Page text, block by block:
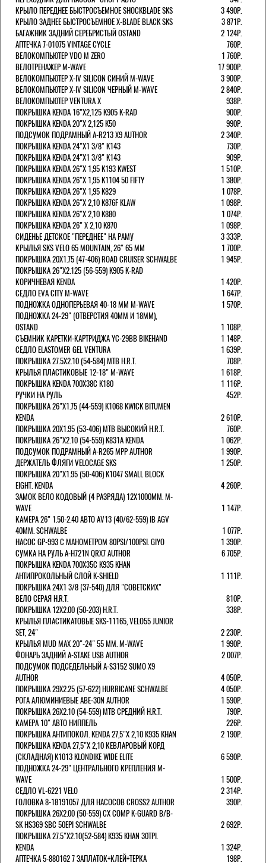
КРЫЛО ПЕРЕДНЕЕ БЫСТРОСЪЕМНОЕ SHOCKBLADE SKS
3 490Р.
КРЫЛО ЗАДНЕЕ БЫСТРОСЪЕМНОЕ X-BLADE BLACK SKS
3 871Р.
БАГАЖНИК ЗАДНИЙ СЕРЕБРИСТЫЙ OSTAND
2 124Р.
АПТЕЧКА 7-01075 VINTAGE CYCLE
760Р.
ВЕЛОКОМПЬЮТЕР VDO M ZERO
1 760Р.
ВЕЛОТРЕНАЖЕР M-WAVE
17 900Р.
ВЕЛОКОМПЬЮТЕР X-IV SILICON СИНИЙ M-WAVE
3 900Р.
ВЕЛОКОМПЬЮТЕР X-IV SILICON ЧЕРНЫЙ M-WAVE
2 840Р.
ВЕЛОКОМПЬЮТЕР VENTURA Х
938Р.
ПОКРЫШКА KENDA 16"Х2,125 K905 K-RAD
900Р.
ПОКРЫШКА KENDA 20"Х 2,125 K50
990Р.
ПОДСУМОК ПОДРАМНЫЙ A-R213 X9 AUTHOR
2 340Р.
ПОКРЫШКА KENDA 24"Х1 3/8" K143
730Р.
ПОКРЫШКА KENDA 24"Х1 3/8" K143
909Р.
ПОКРЫШКА KENDA 26"Х 1,95 K193 KWEST
1 510Р.
ПОКРЫШКА KENDA 26"Х 1,95 K1104 50 FIFTY
1 380Р.
ПОКРЫШКА KENDA 26"Х 1,95 K829
1 078Р.
ПОКРЫШКА KENDA 26"Х 2,10 K876F KLAW
1 098Р.
ПОКРЫШКА KENDA 26"Х 2,10 K880
1 074Р.
ПОКРЫШКА KENDA 26" Х 2,10 K870
1 098Р.
СИДЕНЬЕ ДЕТСКОЕ "ПЕРЕДНЕЕ" НА РАМУ
3 333Р.
КРЫЛЬЯ SKS VELO 65 MOUNTAIN, 26" 65 ММ
1 700Р.
ПОКРЫШКА 20X1.75 (47-406) ROAD CRUISER SCHWALBE
1 945Р.
ПОКРЫШКА 26"Х2.125 (56-559) K905 K-RAD
КОРИЧНЕВАЯ KENDA
1 420Р.
СЕДЛО EVA CITY M-WAVE
1 647Р.
ПОДНОЖКА ОДНОПЕРЬЕВАЯ 40-18 ММ M-WAVE
1 570Р.
ПОДНОЖКА 24-29" (ОТВЕРСТИЯ 40ММ И 18ММ),
OSTAND
1 108Р.
СЪЕМНИК КАРЕТКИ-КАРТРИДЖА YC-29BB BIKEHAND
1 148Р.
СЕДЛО ELASTOMER GEL VENTURA
1 639Р.
ПОКРЫШКА 27.5X2.10 (54-584) MTB H.R.T.
708Р.
КРЫЛЬЯ ПЛАСТИКОВЫЕ 12-18" M-WAVE
1 618Р.
ПОКРЫШКА KENDA 700Х38С K180
1 116Р.
РУЧКИ НА РУЛЬ
452Р.
ПОКРЫШКА 26"Х1.75 (44-559) K1068 KWICK BITUMEN
KENDA
2 610Р.
ПОКРЫШКА 20X1.95 (53-406) MTB ВЫСОКИЙ H.R.T.
760Р.
ПОКРЫШКА 26"Х2.10 (54-559) K831A KENDA
1 062Р.
ПОДСУМОК ПОДРАМНЫЙ A-R265 MPP AUTHOR
1 990Р.
ДЕРЖАТЕЛЬ ФЛЯГИ VELOCAGE SKS
1 250Р.
ПОКРЫШКА 20"Х1.95 (50-406) K1047 SMALL BLOCK
EIGHT. KENDA
4 260Р.
ЗАМОК ВЕЛО КОДОВЫЙ (4 РАЗРЯДА) 12Х1000ММ. M-
WAVE
1 147Р.
КАМЕРА 26" 1.50-2.40 АВТО AV13 (40/62-559) IB AGV
40MM. SCHWALBE
1 077Р.
НАСОС GP-993 С МАНОМЕТРОМ 80PSI/100PSI. GIYO
1 390Р.
СУМКА НА РУЛЬ A-H721N QRX7 AUTHOR
6 705Р.
ПОКРЫШКА KENDA 700Х35С K935 KHAN
АНТИПРОКОЛЬНЫЙ СЛОЙ K-SHIELD
1 111Р.
ПОКРЫШКА 24X1 3/8 (37-540) ДЛЯ "СОВЕТСКИХ"
ВЕЛО СЕРАЯ H.R.T.
810Р.
ПОКРЫШКА 12X2.00 (50-203) H.R.T.
338Р.
КРЫЛЬЯ ПЛАСТИКАТОВЫЕ SKS-11165, VELO55 JUNIOR
SET, 24"
2 230Р.
КРЫЛЬЯ MUD MAX 20"-24" 55 ММ. M-WAVE
1 990Р.
ФОНАРЬ ЗАДНИЙ A-STAKE USB AUTHOR
2 007Р.
ПОДСУМОК ПОДСЕДЕЛЬНЫЙ A-S3152 SUMO X9
AUTHOR
4 050Р.
ПОКРЫШКА 29X2.25 (57-622) HURRICANE SCHWALBE
4 050Р.
РОГА АЛЮМИНИЕВЫЕ ABE-30N AUTHOR
1 590Р.
ПОКРЫШКА 26X2.10 (54-559) MTB СРЕДНИЙ H.R.T.
790Р.
КАМЕРА 10" АВТО НИППЕЛЬ
226Р.
ПОКРЫШКА АНТИПОКОЛ. KENDA 27,5"Х 2,10 K935 KHAN
2 190Р.
ПОКРЫШКА KENDA 27,5"Х 2,10 КЕВЛАРОВЫЙ КОРД
(СКЛАДНАЯ) K1013 KLONDIKE WIDE ELITE
6 590Р.
ПОДНОЖКА 24-29" ЦЕНТРАЛЬНОГО КРЕПЛЕНИЯ M-
WAVE
1 500Р.
СЕДЛО VL-6221 VELO
2 314Р.
ГОЛОВКА 8-18191057 ДЛЯ НАСОСОВ CROSS2 AUTHOR
390Р.
ПОКРЫШКА 26X2.00 (50-559) CX COMP K-GUARD B/B-
SK HS369 SBC 50EPI SCHWALBE
2 692Р.
ПОКРЫШКА 27.5"Х2.10(52-584) K935 KHAN 30TPI.
KENDA
1 324Р.
АПТЕЧКА 5-880162 7 ЗАПЛАТОК+КЛЕЙ+ТЕРКА
198Р.